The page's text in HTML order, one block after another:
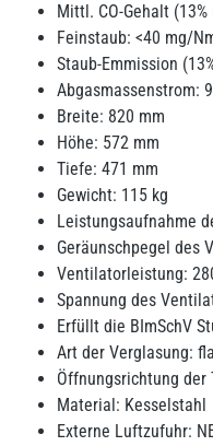
Mittl. CO-Gehalt (13%
Feinstaub: <40 mg/
Staub-Emmission
Abgasmassenstrom:
Breite: 820 mm
Höhe: 572 mm
Tiefe: 471 mm
Gewicht: 115 kg
Leistungsaufnahme
Geräunschpegel des
Ventilatorleistung:
Spannung des
Erfüllt die BImSchV
Art der Verglasung:
Öffnungsrichtung der
Material: Kesselstahl
Externe Luftzufuhr: